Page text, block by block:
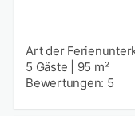
Art der
5 Gäste
95 m²
Bewertungen: 5